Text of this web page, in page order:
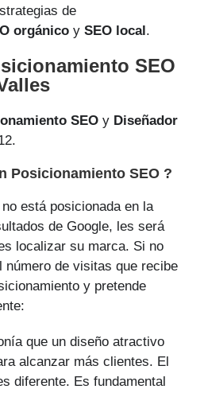
de
orgánico y SEO local .
SEO
SEO y Diseñador
Posicionamiento SEO ?
está posicionada en la
de Google, les será
localizar su marca. Si no
de visitas que recibe
y pretende
que un diseño atractivo
alcanzar más clientes. El
diferente. Es fundamental